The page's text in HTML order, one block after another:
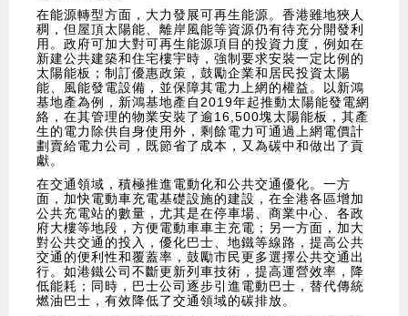
在能源轉型方面，大力發展可再生能源。香港雖地狹人
稠，但屋頂太陽能、離岸風能等資源仍有待充分開發利
用。政府可加大對可再生能源項目的投資力度，例如在
新建公共建築和住宅樓宇時，強制要求安裝一定比例的
太陽能板；制訂優惠政策，鼓勵企業和居民投資太陽
能、風能發電設備，並保障其電力上網的權益。以新鴻
基地產為例，新鴻基地產自2019年起推動太陽能發電網
絡，在其管理的物業安裝了逾16,500塊太陽能板，其產
生的電力除供自身使用外，剩餘電力可通過上網電價計
劃賣給電力公司，既節省了成本，又為碳中和做出了貢
獻。
在交通領域，積極推進電動化和公共交通優化。一方
面，加快電動車充電基礎設施的建設，在全港各區增加
公共充電站的數量，尤其是在停車場、商業中心、各政
府大樓等地段，方便電動車車主充電；另一方面，加大
對公共交通的投入，優化巴士、地鐵等線路，提高公共
交通的便利性和覆蓋率，鼓勵市民更多選擇公共交通出
行。如港鐵公司不斷更新列車技術，提高運營效率，降
低能耗；同時，巴士公司逐步引進電動巴士，替代傳統
燃油巴士，有效降低了交通領域的碳排放。